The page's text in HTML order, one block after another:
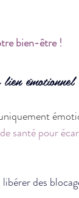
bien-être !
émotionnel
santé pour
des